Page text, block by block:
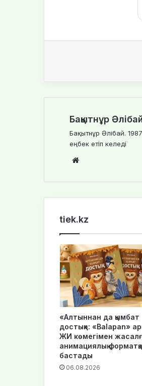
Бақытнұр
Бақытнұр Әлібай.
еңбек етіп келеді
te
tiek.kz
«Алтыннан да қымбат
достық»: «Balapan»
ЖИ көмегімен
анимациялық
бастады
06.08.2026